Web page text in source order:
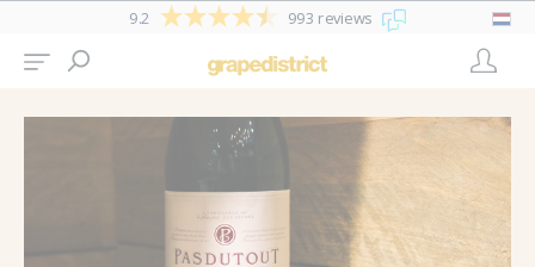
9.2 993 reviews